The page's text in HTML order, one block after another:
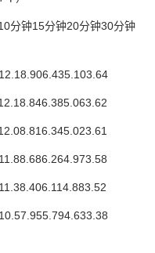
分钟15分钟20分钟30分钟
12.18.906.435.103.64
8.846.385.063.62
8.816.345.023.61
11.88.686.264.973.58
11.38.406.114.883.52
10.57.955.794.633.38